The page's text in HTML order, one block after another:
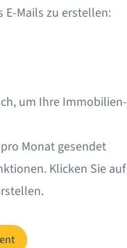
E-Mails zu erstellen:
um Ihre Immobilien-
Monat gesendet
Klicken Sie auf